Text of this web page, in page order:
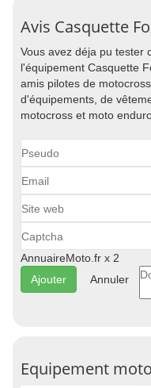
Avis Casquette
Vous avez déja pu tester
l'équipement Casquette
amis pilotes de
d'équipements, de
motocross et moto
AnnuaireMoto.fr x 2
Annuler
Equipement